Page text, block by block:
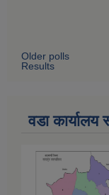
Older polls
Results
वडा कार्यालय